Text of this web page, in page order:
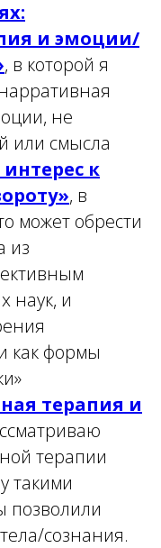
и эмоции/
, в которой я
не
или смысла
к
, в
может обрести
из
наук, и
как формы
терапия и
терапии
такими
позволили
сознания.